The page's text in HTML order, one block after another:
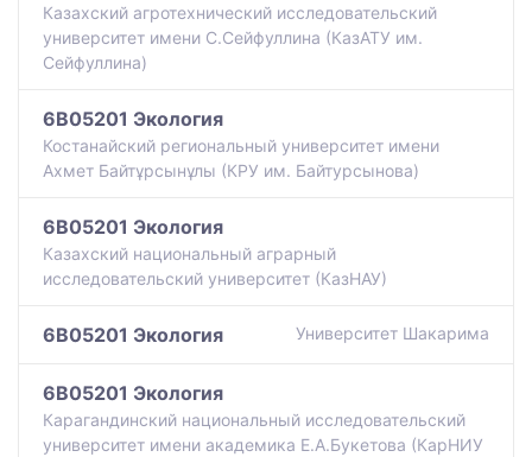
Казахский агротехнический исследовательский
университет имени С.Сейфуллина (КазАТУ им.
Сейфуллина)
6B05201 Экология
Костанайский региональный университет имени
Ахмет Байтұрсынұлы (КРУ им. Байтурсынова)
6B05201 Экология
Казахский национальный аграрный
исследовательский университет (КазНАУ)
6B05201 Экология Университет Шакарима
6B05201 Экология
Карагандинский национальный исследовательский
университет имени академика Е.А.Букетова (КарНИУ